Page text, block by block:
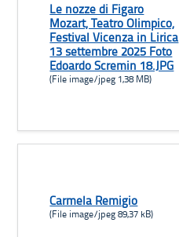
Le nozze di Figaro
Mozart, Teatro Olimpico,
Festival Vicenza in Lirica
13 settembre 2025 Foto
Edoardo Scremin 18.JPG
(File image/jpeg 1,38 MB)
Carmela Remigio
(File image/jpeg 89,37 kB)